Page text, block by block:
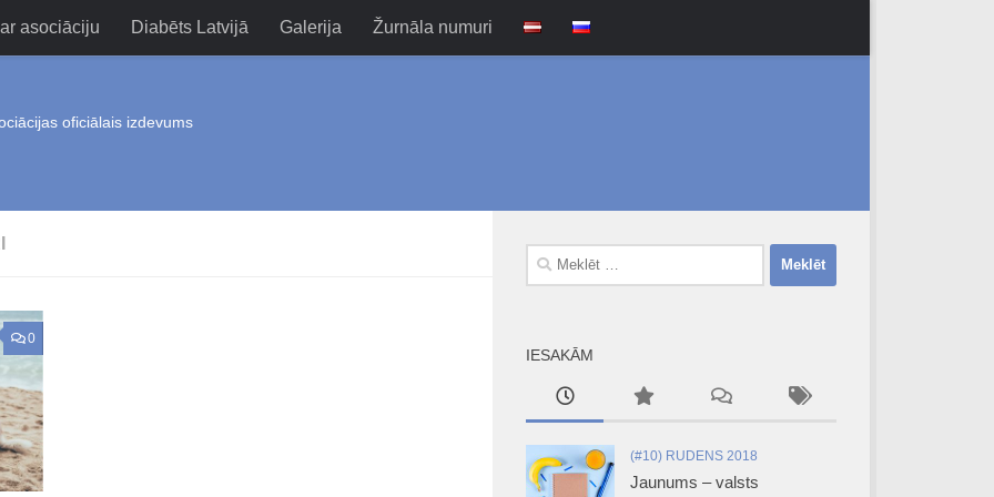
asociāciju Diabēts Latvijā Galerija Žurnāla numuri
oficiālais izdevums
0
Meklēt:
IESAKĀM
(#10) RUDENS 2018
Jaunums – valsts